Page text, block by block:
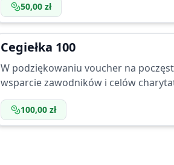
50,00 zł
Cegiełka 100
W podziękowaniu voucher na
wsparcie zawodników i celów
100,00 zł